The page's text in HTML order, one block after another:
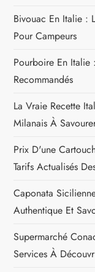
r
t
i
c
l
e
Bivouac En Italie :
Pour Campeurs
Pourboire En Italie
Recommandés
La Vraie Recette
Milanais À
Prix D'une
Tarifs Actualisés
Caponata
Authentique Et
Supermarché
Services À